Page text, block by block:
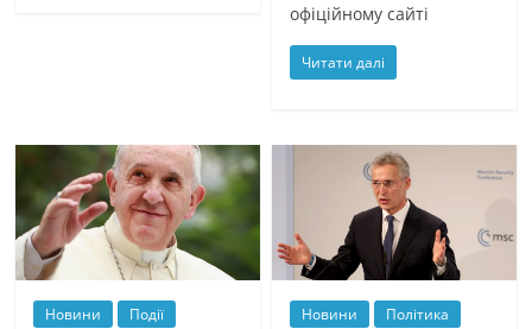
офіційному сайті
Читати далі
Новини Події Новини Політика